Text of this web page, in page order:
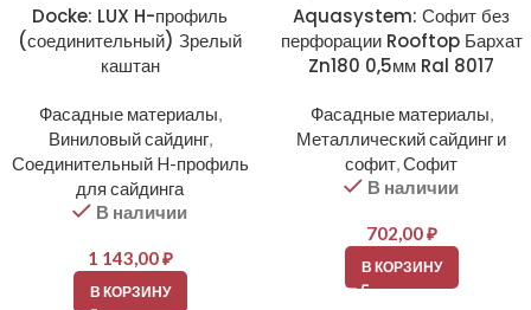
Docke: LUX H-профиль
(соединительный) Зрелый
каштан
Фасадные материалы,
Виниловый сайдинг,
Соединительный H-профиль
для сайдинга
В наличии
1 143,00₽
В КОРЗИНУ
Aquasystem: Софит без
перфорации Rooftop Бархат
Zn180 0,5мм Ral 8017
Фасадные материалы,
Металлический сайдинг и
софит,Софит
В наличии
702,00₽
В КОРЗИНУ